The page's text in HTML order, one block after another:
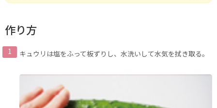
作り方
キュウリは塩をふって板ずりし、水洗いして水気を拭き取る。